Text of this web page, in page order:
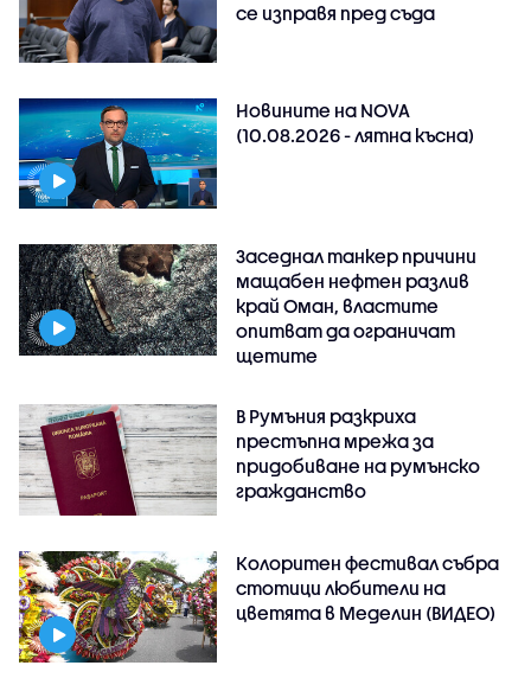
се изправя пред съда
Новините на NOVA
(10.08.2026 - лятна късна)
Заседнал танкер причини
мащабен нефтен разлив
край Оман, властите
опитват да ограничат
щетите
В Румъния разкриха
престъпна мрежа за
придобиване на румънско
гражданство
Колоритен фестивал събра
стотици любители на
цветята в Меделин (ВИДЕО)